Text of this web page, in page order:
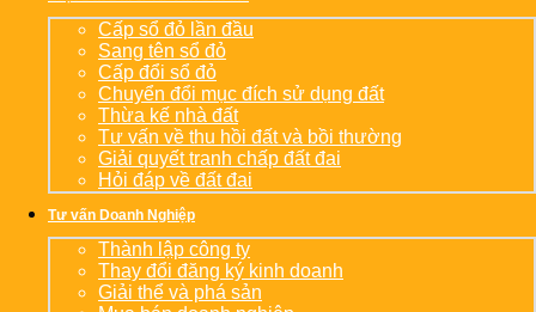
Cấp sổ đỏ lần đầu
Sang tên sổ đỏ
Cấp đổi sổ đỏ
Chuyển đổi mục đích sử dụng đất
Thừa kế nhà đất
Tư vấn về thu hồi đất và bồi thường
Giải quyết tranh chấp đất đai
Hỏi đáp về đất đai
Tư vấn Doanh Nghiệp
Thành lập công ty
Thay đổi đăng ký kinh doanh
Giải thể và phá sản